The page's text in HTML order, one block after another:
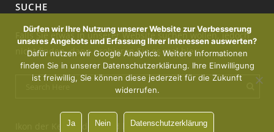
SUCHE
Falls Sie etwas in unserer Website suchen wollen, jedoch
nicht finden, dann probieren Sie es mal hier:
Ikon der Kerze : designed by Freepik
Dürfen wir Ihre Nutzung unserer Website zur Verbesserung
unseres Angebots und Erfassung Ihrer Interessen auswerten?
Dafür nutzen wir Google Analytics. Weitere Informationen
finden Sie in unserer Datenschutzerklärung. Ihre Einwilligung
ist freiwillig, Sie können diese jederzeit für die Zukunft
widerrufen.
Ja Nein Datenschutzerklärung